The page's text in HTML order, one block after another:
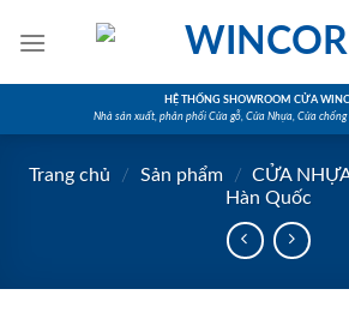
HỆ THỐNG SHOWROOM CỬA
Nhà sản xuất, phân phối Cửa gỗ, Cửa Nhựa, Cửa
Trang chủ / Sản phẩm / CỬA
Hàn Quốc